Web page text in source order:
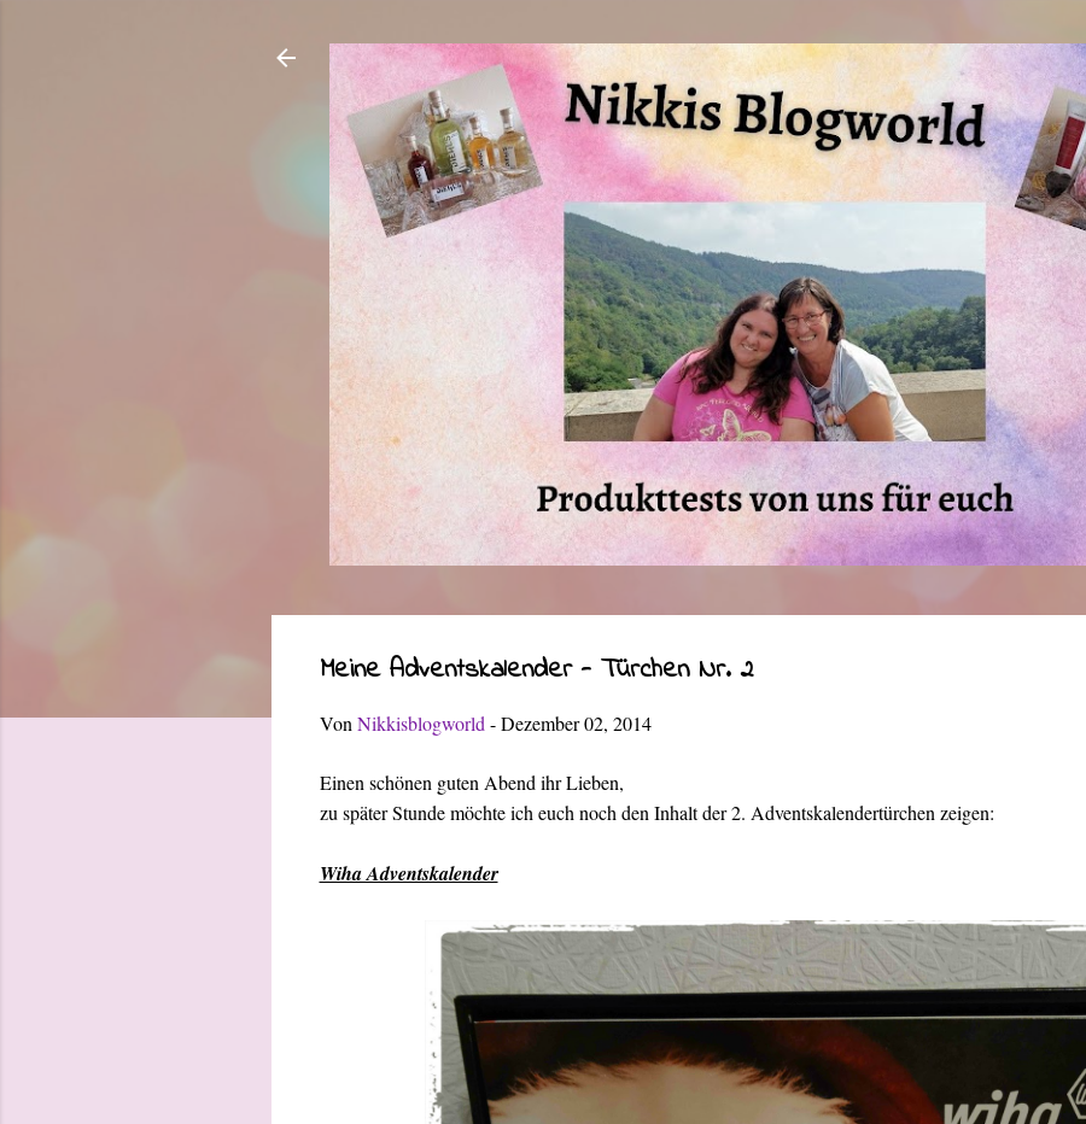
Meine Adventskalender - Türchen Nr. 2
Von Nikkisblogworld -Dezember 02, 2014
Einen schönen guten Abend ihr Lieben,
zu später Stunde möchte ich euch noch den Inhalt der 2. Adventskalendertürchen zeigen:
Wiha Adventskalender